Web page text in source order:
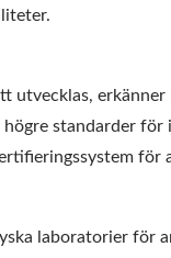
utvecklas,
standarder
för
laboratorier